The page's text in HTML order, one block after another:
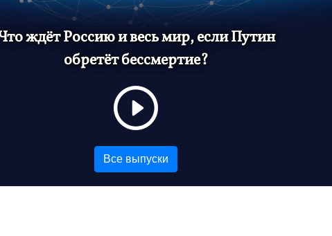
ждёт Россию и весь мир, если Путин
обретёт бессмертие?
Все выпуски